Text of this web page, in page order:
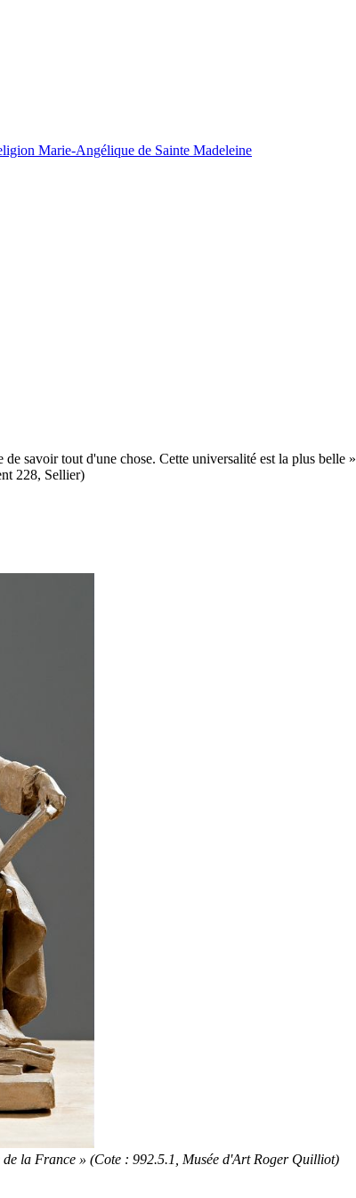
Marie-Angélique de Sainte Madeleine
savoir tout d'une chose. Cette universalité est la plus belle »
228, Sellier)
la France » (Cote : 992.5.1, Musée d'Art Roger Quilliot)